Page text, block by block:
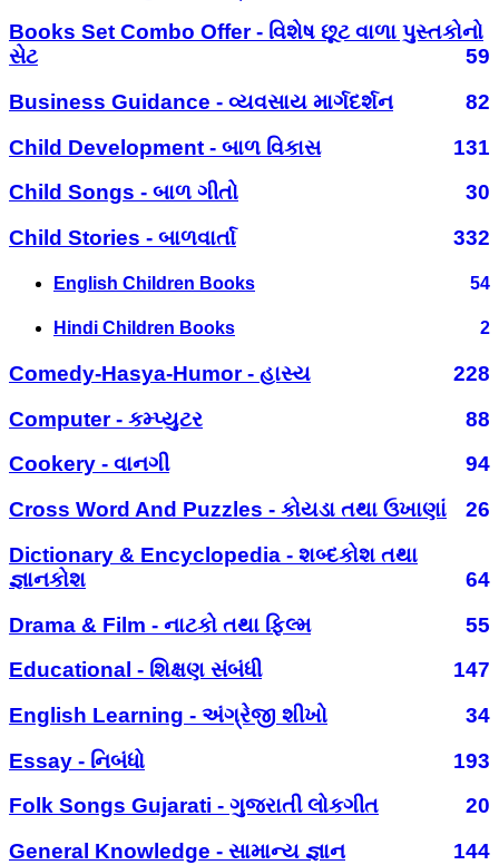
Books Set Combo Offer - વિશેષ છૂટ વાળા પુસ્તકોનો
સેટ
59
Business Guidance - વ્યવસાય માર્ગદર્શન
82
Child Development - બાળ વિકાસ
131
Child Songs - બાળ ગીતો
30
Child Stories - બાળવાર્તા
332
English Children Books 54
Hindi Children Books 2
Comedy-Hasya-Humor - હાસ્ય
228
Computer - કમ્પ્યુટર
88
Cookery - વાનગી
94
Cross Word And Puzzles - કોયડા તથા ઉખાણાં
26
Dictionary & Encyclopedia - શબ્દકોશ તથા
જ્ઞાનકોશ
64
Drama & Film - નાટકો તથા ફિલ્મ
55
Educational - શિક્ષણ સંબંધી
147
English Learning - અંગ્રેજી શીખો
34
Essay - નિબંધો
193
Folk Songs Gujarati - ગુજરાતી લોકગીત
20
General Knowledge - સામાન્ય જ્ઞાન
144